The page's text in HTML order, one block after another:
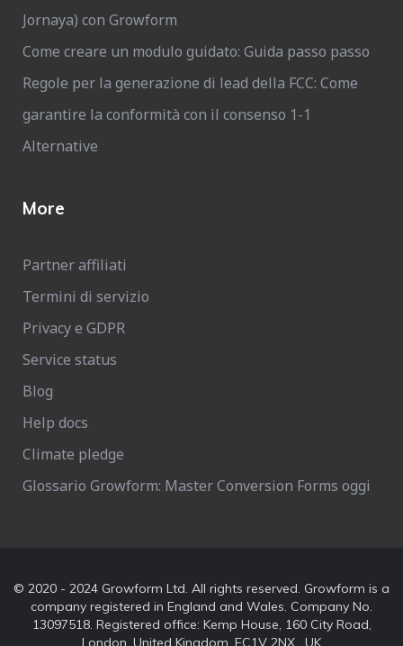
Jornaya) con Growform
Come creare un modulo guidato: Guida passo passo
Regole per la generazione di lead della FCC: Come
garantire la conformità con il consenso 1-1
Alternative
More
Partner affiliati
Termini di servizio
Privacy e GDPR
Service status
Blog
Help docs
Climate pledge
Glossario Growform: Master Conversion Forms oggi
© 2020 - 2024 Growform Ltd. All rights reserved. Growform is a
company registered in England and Wales. Company No.
13097518. Registered office: Kemp House, 160 City Road,